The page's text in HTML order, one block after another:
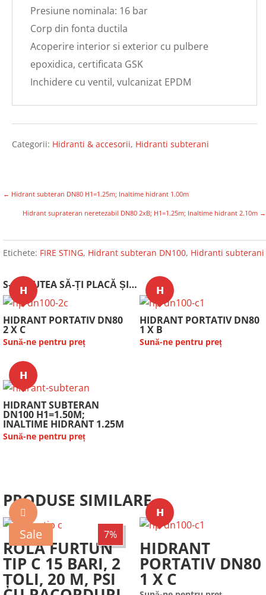
Presiune nominala: 16 bar
Corp din fonta ductila
Acoperire interior si exterior cu pulbere
epoxidica, certificata GSK
Inchidere cu ventil, vulcanizat EPDM
Categorii: Hidranti & accesorii, Hidranti subterani
← Hidrant subteran DN80 H1=1.25m; Inaltime hidrant 1.00m
Hidrant suprateran neretezabil DN80 2xB; H1=1.25m; Inaltime hidrant 2.10m →
Etichete: FIRE STING, Hidrant subteran DN100, Hidranti subterani
S-AR PUTEA SĂ-ȚI PLACĂ ȘI…
𝗛
HIDRANT PORTATIV DN80
2 X C
Sună-ne pentru preț
𝗛
HIDRANT PORTATIV DN80
1 X B
Sună-ne pentru preț
𝗛
HIDRANT SUBTERAN
DN100 H1=1.50M;
INALTIME HIDRANT 1.25M
Sună-ne pentru preț
PRODUSE SIMILARE
7%
Sale
ROLA FURTUN
TIP C 15 BARI, 2
ȚOLI, 20 M, PSI
𝗛
HIDRANT
PORTATIV DN80
1 X C